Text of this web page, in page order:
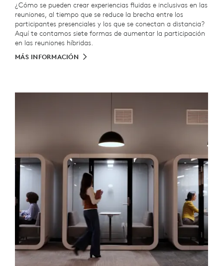
¿Cómo se pueden crear experiencias fluidas e inclusivas en las
reuniones, al tiempo que se reduce la brecha entre los
participantes presenciales y los que se conectan a distancia?
Aquí te contamos siete formas de aumentar la participación
en las reuniones híbridas.
MÁS INFORMACIÓN